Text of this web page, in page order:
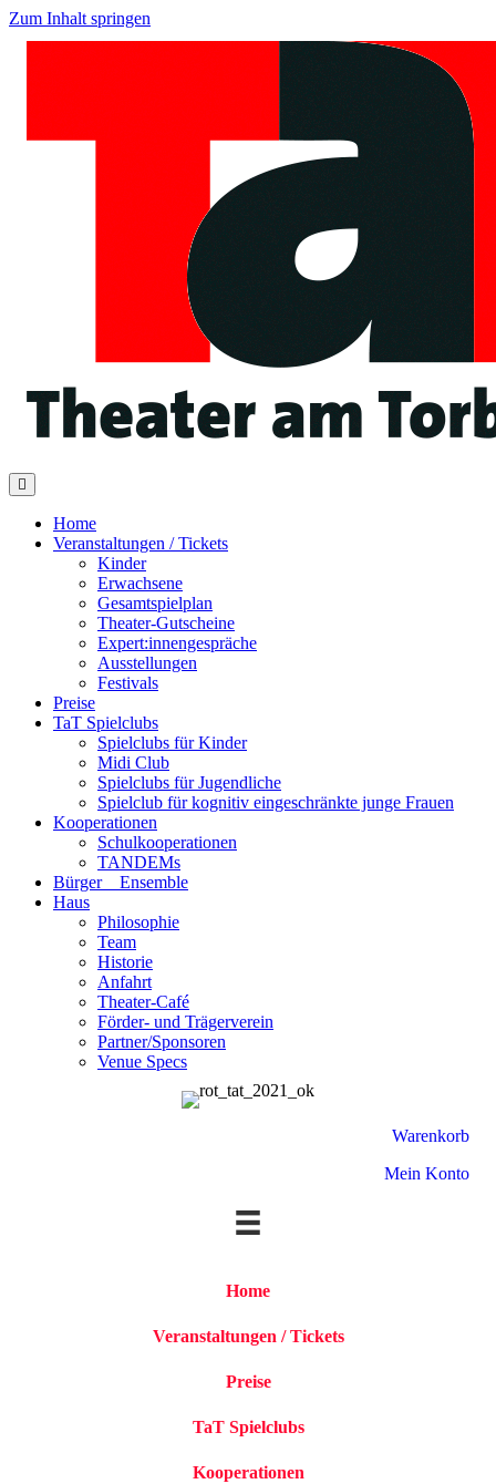
Zum Inhalt springen
Home
Veranstaltungen / Tickets
Kinder
Erwachsene
Gesamtspielplan
Theater-Gutscheine
Expert:innengespräche
Ausstellungen
Festivals
Preise
TaT Spielclubs
Spielclubs für Kinder
Midi Club
Spielclubs für Jugendliche
Spielclub für kognitiv eingeschränkte junge Frauen
Kooperationen
Schulkooperationen
TANDEMs
Bürger__Ensemble
Haus
Philosophie
Team
Historie
Anfahrt
Theater-Café
Förder- und Trägerverein
Partner/Sponsoren
Venue Specs
Warenkorb
Mein Konto
Home
Veranstaltungen / Tickets
Preise
TaT Spielclubs
Kooperationen